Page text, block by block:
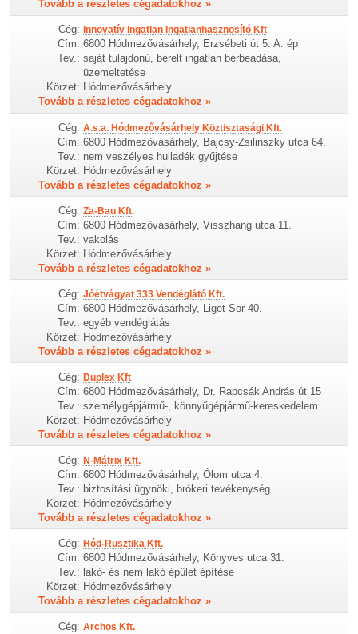
Tovább a részletes cégadatokhoz »
Cég: Innovatív Ingatlan Ingatlanhasznosító Kft
Cím: 6800 Hódmezővásárhely, Erzsébeti út 5. A. ép
Tev.: saját tulajdonú, bérelt ingatlan bérbeadása,
üzemeltetése
Körzet: Hódmezővásárhely
Tovább a részletes cégadatokhoz »
Cég: A.s.a. Hódmezővásárhely Köztisztasági Kft.
Cím: 6800 Hódmezővásárhely, Bajcsy-Zsilinszky utca 64.
Tev.: nem veszélyes hulladék gyűjtése
Körzet: Hódmezővásárhely
Tovább a részletes cégadatokhoz »
Cég: Za-Bau Kft.
Cím: 6800 Hódmezővásárhely, Visszhang utca 11.
Tev.: vakolás
Körzet: Hódmezővásárhely
Tovább a részletes cégadatokhoz »
Cég: Jóétvágyat 333 Vendéglátó Kft.
Cím: 6800 Hódmezővásárhely, Liget Sor 40.
Tev.: egyéb vendéglátás
Körzet: Hódmezővásárhely
Tovább a részletes cégadatokhoz »
Cég: Duplex Kft
Cím: 6800 Hódmezővásárhely, Dr. Rapcsák András út 15
Tev.: személygépjármű-, könnyűgépjármű-kereskedelem
Körzet: Hódmezővásárhely
Tovább a részletes cégadatokhoz »
Cég: N-Mátrix Kft.
Cím: 6800 Hódmezővásárhely, Ólom utca 4.
Tev.: biztosítási ügynöki, brókeri tevékenység
Körzet: Hódmezővásárhely
Tovább a részletes cégadatokhoz »
Cég: Hód-Rusztika Kft.
Cím: 6800 Hódmezővásárhely, Könyves utca 31.
Tev.: lakó- és nem lakó épület építése
Körzet: Hódmezővásárhely
Tovább a részletes cégadatokhoz »
Cég: Archos Kft.